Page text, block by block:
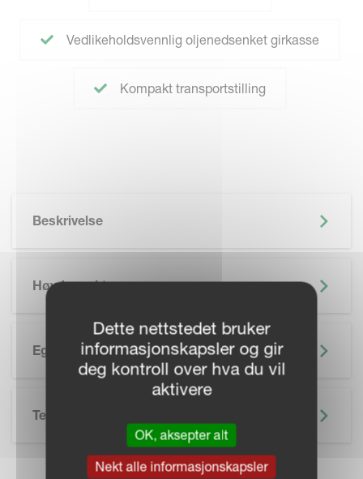
Vedlikeholdsvennlig oljenedsenket girkasse
Kompakt transportstilling
Beskrivelse
Høydepunkter
Egenskaper
Tekniske Spesifikasjoner
Dette nettstedet bruker
informasjonskapsler og gir
deg kontroll over hva du vil
aktivere
OK, aksepter alt
Nekt alle informasjonskapsler